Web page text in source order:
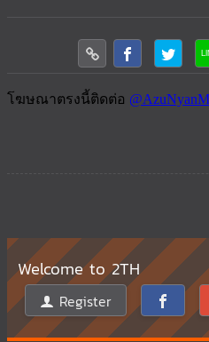
Welcome to 2TH
Register